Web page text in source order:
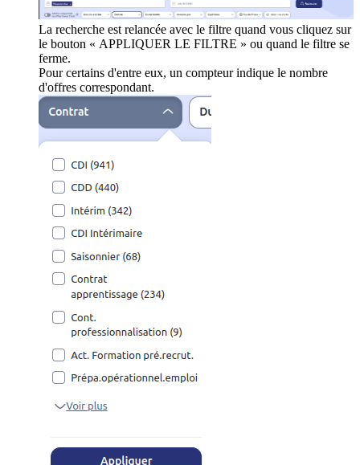
La recherche est relancée avec le filtre quand vous cliquez sur
le bouton « APPLIQUER LE FILTRE » ou quand le filtre se
ferme.
Pour certains d'entre eux, un compteur indique le nombre
d'offres correspondant.